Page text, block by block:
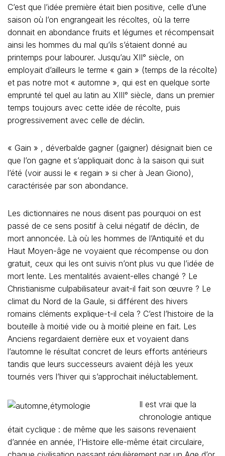
C’est que l’idée première était bien positive, celle d’une
saison où l’on engrangeait les récoltes, où la terre
donnait en abondance fruits et légumes et récompensait
ainsi les hommes du mal qu’ils s’étaient donné au
printemps pour labourer. Jusqu’au XII° siècle, on
employait d’ailleurs le terme « gain » (temps de la récolte)
et pas notre mot « automne », qui est en quelque sorte
emprunté tel quel au latin au XIII° siècle, dans un premier
temps toujours avec cette idée de récolte, puis
progressivement avec celle de déclin.
« Gain » , déverbalde gagner (gaigner) désignait bien ce
que l’on gagne et s’appliquait donc à la saison qui suit
l’été (voir aussi le « regain » si cher à Jean Giono),
caractérisée par son abondance.
Les dictionnaires ne nous disent pas pourquoi on est
passé de ce sens positif à celui négatif de déclin, de
mort annoncée. Là où les hommes de l’Antiquité et du
Haut Moyen-âge ne voyaient que récompense ou don
gratuit, ceux qui les ont suivis n’ont plus vu que l’idée de
mort lente. Les mentalités avaient-elles changé ? Le
Christianisme culpabilisateur avait-il fait son œuvre ? Le
climat du Nord de la Gaule, si différent des hivers
romains cléments explique-t-il cela ? C’est l’histoire de la
bouteille à moitié vide ou à moitié pleine en fait. Les
Anciens regardaient derrière eux et voyaient dans
l’automne le résultat concret de leurs efforts antérieurs
tandis que leurs successeurs avaient déjà les yeux
tournés vers l’hiver qui s’approchait inéluctablement.
Il est vrai que la
chronologie antique
était cyclique : de même que les saisons revenaient
d’année en année, l’Histoire elle-même était circulaire,